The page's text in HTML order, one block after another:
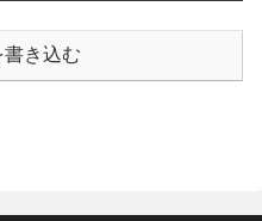
書き込む